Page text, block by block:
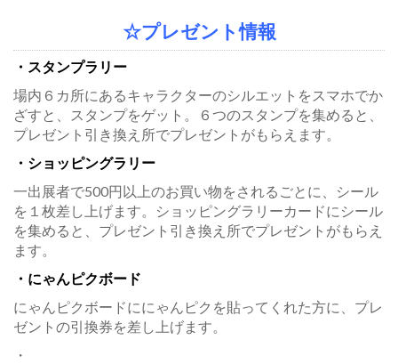
☆プレゼント情報
・スタンプラリー
場内６カ所にあるキャラクターのシルエットをスマホでか
ざすと、スタンプをゲット。６つのスタンプを集めると、
プレゼント引き換え所でプレゼントがもらえます。
・ショッピングラリー
一出展者で500円以上のお買い物をされるごとに、シール
を１枚差し上げます。ショッピングラリーカードにシール
を集めると、プレゼント引き換え所でプレゼントがもらえ
ます。
・にゃんピクボード
にゃんピクボードににゃんピクを貼ってくれた方に、プレ
ゼントの引換券を差し上げます。
・